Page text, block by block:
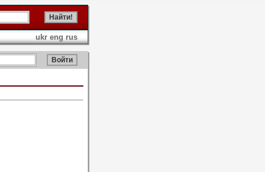
ukr eng rus